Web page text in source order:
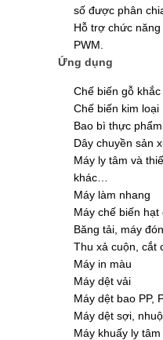
số được phân
Hỗ trợ chức
PWM.
Ứng dụng
Chế biến gỗ khắc
Chế biến kim loại
Bao bì thực phẩm
Dây chuyền sản
Máy ly tâm và
khác…
Máy làm nhang
Máy chế biến hạt
Băng tải, máy
Thu xả cuộn, cắt
Máy in màu
Máy dệt vải
Máy dệt bao PP,
Máy dệt sợi,
Máy khuấy ly tâm